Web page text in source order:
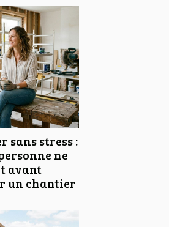
sans stress :
ne
avant
un chantier